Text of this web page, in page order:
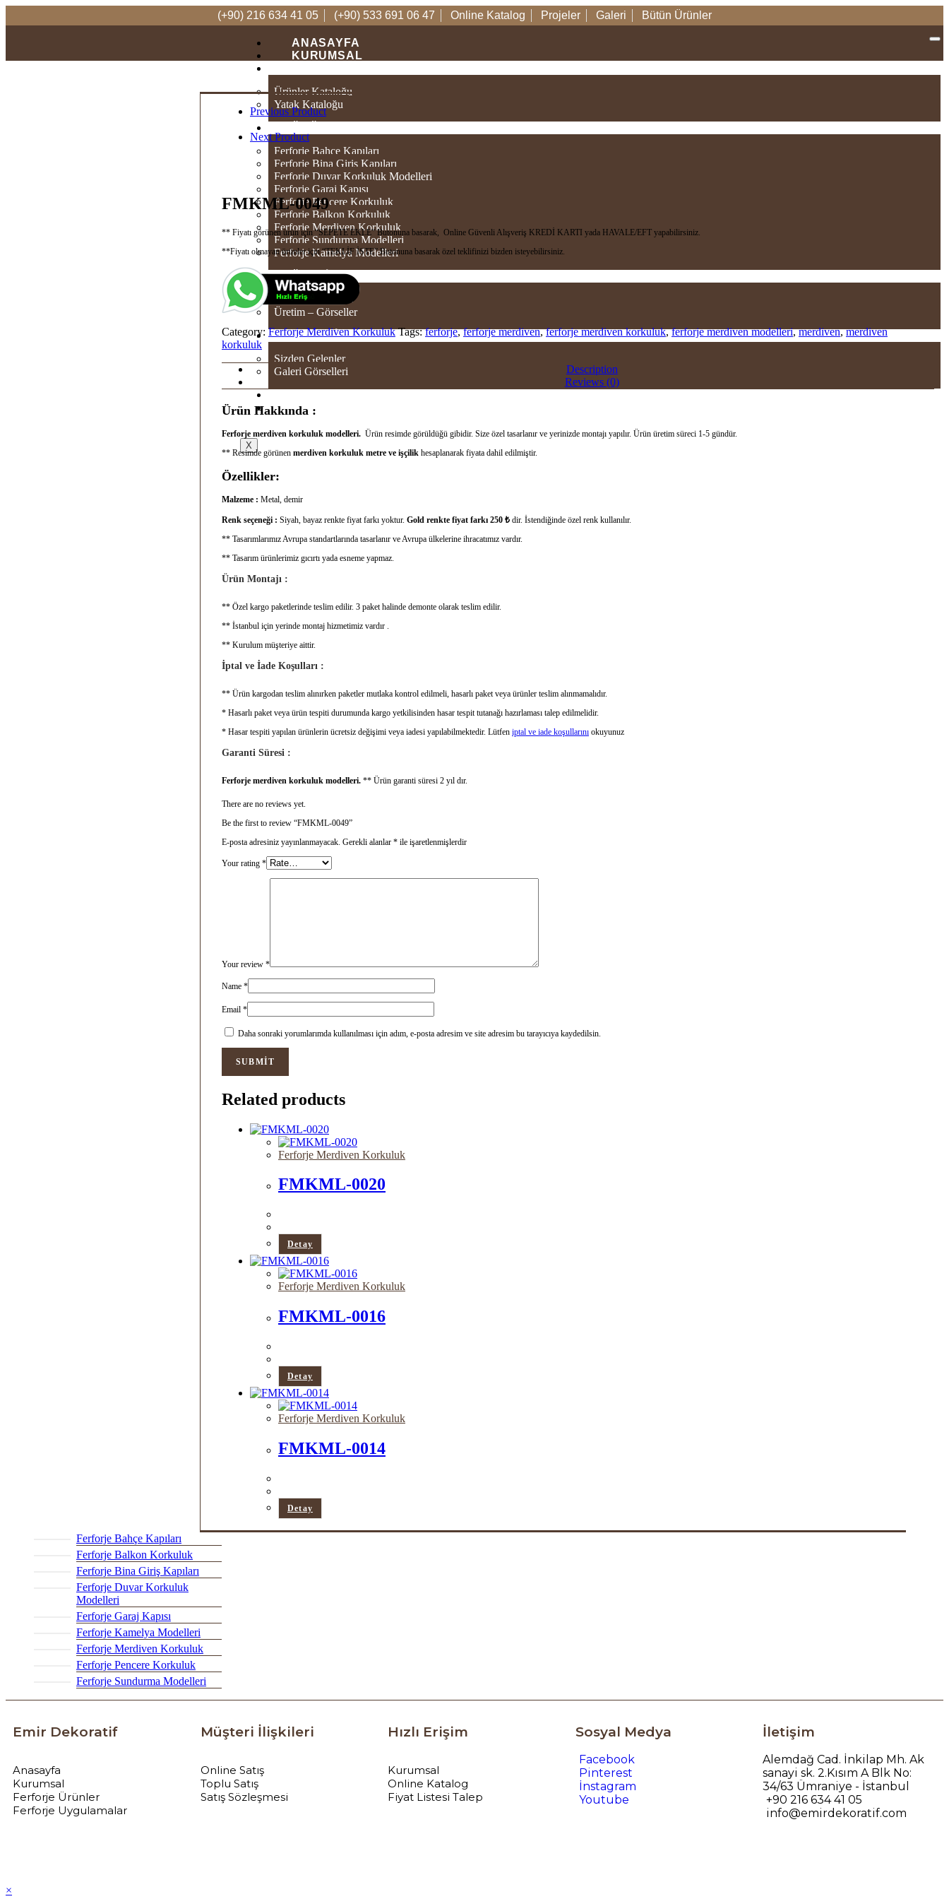
(+90) 216 634 41 05 (+90) 533 691 06 47 Online Katalog Projeler Galeri Bütün Ürünler
ANASAYFA
KURUMSAL
Ürünler Kataloğu
Yatak Kataloğu
Ferforje Bahçe Kapıları
Ferforje Bina Giriş Kapıları
Ferforje Duvar Korkuluk Modelleri
Ferforje Garaj Kapısı
Ferforje Pencere Korkuluk
Ferforje Balkon Korkuluk
Ferforje Merdiven Korkuluk
Ferforje Sundurma Modelleri
Ferforje Kamelya Modelleri
ÜRETIM
Üretim – Videolar
Üretim – Görseller
GALERI
Sizden Gelenler
Galeri Görselleri
İLETİŞİM
X
Previous Product
Next Product
FMKML-0049
** Fiyatı görünen ürün için “SEPETE EKLE” Butonuna basarak, Online Güvenli Alışveriş KREDİ KARTI yada HAVALE/EFT yapabilirsiniz.
**Fiyatı olmayan ürünler için “TEKLİF İSTE” Butonuna basarak özel teklifinizi bizden isteyebilirsiniz.
Category: Ferforje Merdiven Korkuluk Tags:ferforje,ferforje merdiven,ferforje merdiven korkuluk,ferforje merdiven modelleri,merdiven,merdiven
korkuluk
Description
Reviews (0)
Ürün Hakkında :
Ferforje merdiven korkuluk modelleri. Ürün resimde görüldüğü gibidir. Size özel tasarlanır ve yerinizde montajı yapılır. Ürün üretim süreci 1-5 gündür.
** Resimde görünenmerdiven korkuluk metre ve işçilik hesaplanarak fiyata dahil edilmiştir.
Özellikler:
Malzeme : Metal, demir
Renk seçeneği : Siyah, bayaz renkte fiyat farkı yoktur. Gold renkte fiyat farkı 250 ₺dir. İstendiğinde özel renk kullanılır.
** Tasarımlarımız Avrupa standartlarında tasarlanır ve Avrupa ülkelerine ihracatımız vardır.
** Tasarım ürünlerimiz gıcırtı yada esneme yapmaz.
Ürün Montajı :
** Özel kargo paketlerinde teslim edilir. 3 paket halinde demonte olarak teslim edilir.
** İstanbul için yerinde montaj hizmetimiz vardır .
** Kurulum müşteriye aittir.
İptal ve İade Koşulları :
** Ürün kargodan teslim alınırken paketler mutlaka kontrol edilmeli, hasarlı paket veya ürünler teslim alınmamalıdır.
* Hasarlı paket veya ürün tespiti durumunda kargo yetkilisinden hasar tespit tutanağı hazırlaması talep edilmelidir.
* Hasar tespiti yapılan ürünlerin ücretsiz değişimi veya iadesi yapılabilmektedir. Lütfen iptal ve iade koşullarınıokuyunuz
Garanti Süresi :
Ferforje merdiven korkuluk modelleri. ** Ürün garanti süresi 2 yıl dır.
There are no reviews yet.
Be the first to review “FMKML-0049”
E-posta adresiniz yayınlanmayacak. Gerekli alanlar *ile işaretlenmişlerdir
Your rating *
Your review *
Name *
Email *
Daha sonraki yorumlarımda kullanılması için adım, e-posta adresim ve site adresim bu tarayıcıya kaydedilsin.
Related products
Ferforje Merdiven Korkuluk
FMKML-0020
Detay
Ferforje Merdiven Korkuluk
FMKML-0016
Detay
Ferforje Merdiven Korkuluk
FMKML-0014
Detay
Ferforje Bahçe Kapıları
Ferforje Balkon Korkuluk
Ferforje Bina Giriş Kapıları
Ferforje Duvar Korkuluk
Modelleri
Ferforje Garaj Kapısı
Ferforje Kamelya Modelleri
Ferforje Merdiven Korkuluk
Ferforje Pencere Korkuluk
Ferforje Sundurma Modelleri
Emir Dekoratif
Anasayfa
Kurumsal
Ferforje Ürünler
Ferforje Uygulamalar
Müşteri İlişkileri
Online Satış
Toplu Satış
Satış Sözleşmesi
Hızlı Erişim
Kurumsal
Online Katalog
Fiyat Listesi Talep
Sosyal Medya
Facebook
Pinterest
İnstagram
Youtube
İletişim
Alemdağ Cad. İnkilap Mh. Ak
sanayi sk. 2.Kısım A Blk No:
34/63 Ümraniye - İstanbul
+90 216 634 41 05
info@emirdekoratif.com
×